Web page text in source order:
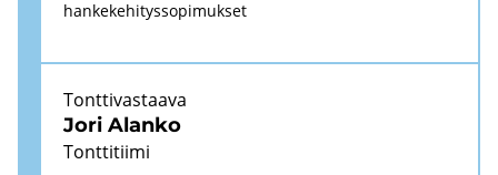
han­ke­ke­hi­tys­so­pi­muk­set
Jori Alan­ko
Tont­ti­vas­taa­va
Tont­ti­tii­mi